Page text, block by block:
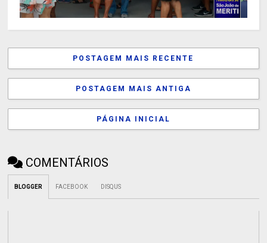
POSTAGEM MAIS RECENTE
POSTAGEM MAIS ANTIGA
PÁGINA INICIAL
COMENTÁRIOS
BLOGGER FACEBOOK DISQUS